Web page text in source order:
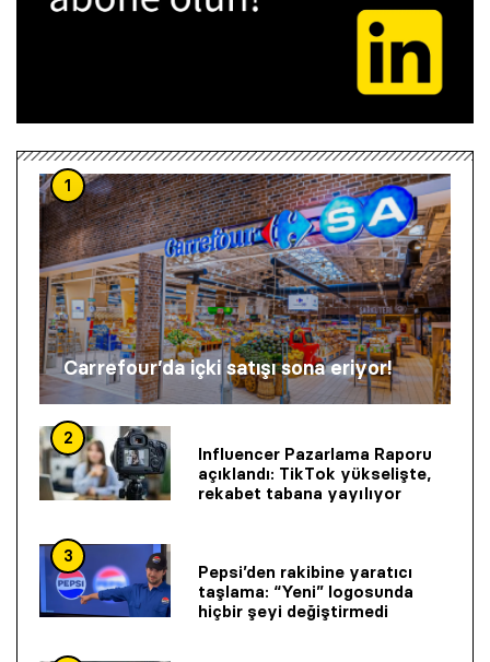
1
Carrefour’da içki satışı sona eriyor!
2
Influencer Pazarlama Raporu
açıklandı: TikTok yükselişte,
rekabet tabana yayılıyor
3
Pepsi’den rakibine yaratıcı
taşlama: “Yeni” logosunda
hiçbir şeyi değiştirmedi